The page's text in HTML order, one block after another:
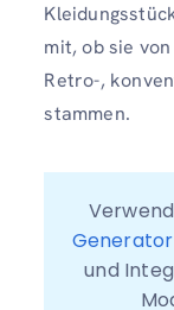
mit, ob sie
Retro-,
stammen.
Generator
und